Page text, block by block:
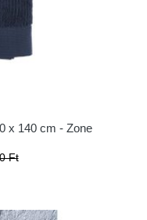
x 140 cm - Zone
Ft